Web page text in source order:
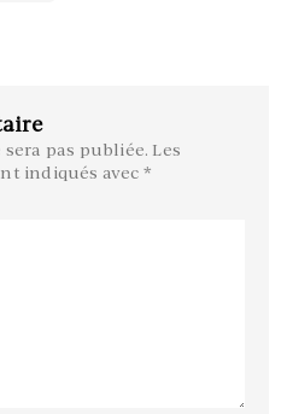
pas publiée. Les
indiqués avec *